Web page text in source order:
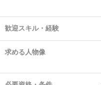
歓迎スキル・経験
求める人物像